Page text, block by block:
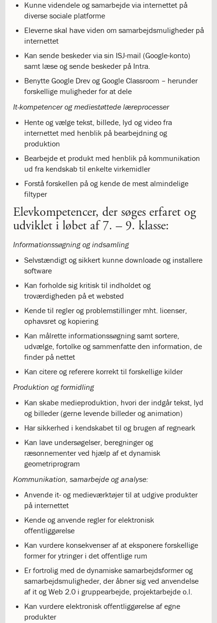
3.12:
Den
digitale
dannelsestrappe
3.13:
Ferieplan
3.14:
Undervisningsmiljø
på
3.15:
Legepatruljen
3.16:
ISJ
Musical
ISJ
4.0:
Det
religiøse
liv
4.1:
Det
religiøse
liv
4.3:
Kirken
4.4:
Gudstjenester
ISJ
Gudstjenester
4.6:
Frokostmesse
4.7:
Vores
præster
4.8:
Katolik
på
ISJ
i
9.
klasse
4.10:
Katolsk
leksikon
Internationalt
5.1:
International
Bilingual
Department
10.
klasse
5.3:
International
profil
ISJ
Musikskole
6.1:
Musikskolens
program
2026/2027
6.2:
Musikskolens
undervisere
til
musikskolen
6.4:
Generelle
informationer
&
Kunne videndele og samarbejde via internettet på
diverse sociale platforme
Eleverne skal have viden om samarbejdsmuligheder på
internettet
Kan sende beskeder via sin ISJ-mail (Google-konto)
samt læse og sende beskeder på Intra.
Benytte Google Drev og Google Classroom – herunder
forskellige muligheder for at dele
It-kompetencer og mediestøttede læreprocesser
Hente og vælge tekst, billede, lyd og video fra
internettet med henblik på bearbejdning og
produktion
Bearbejde et produkt med henblik på kommunikation
ud fra kendskab til enkelte virkemidler
Forstå forskellen på og kende de mest almindelige
filtyper
Elevkompetencer, der søges erfaret og
udviklet i løbet af 7. – 9. klasse:
Informationssøgning og indsamling
Selvstændigt og sikkert kunne downloade og installere
software
Kan forholde sig kritisk til indholdet og
troværdigheden på et websted
Kende til regler og problemstillinger mht. licenser,
ophavsret og kopiering
Kan målrette informationssøgning samt sortere,
udvælge, fortolke og sammenfatte den information, de
finder på nettet
Kan citere og referere korrekt til forskellige kilder
Produktion og formidling
Kan skabe medieproduktion, hvori der indgår tekst, lyd
og billeder (gerne levende billeder og animation)
Har sikkerhed i kendskabet til og brugen af regneark
Kan lave undersøgelser, beregninger og
ræsonnementer ved hjælp af et dynamisk
geometriprogram
Kommunikation, samarbejde og analyse:
Anvende it- og medieværktøjer til at udgive produkter
på internettet
Kende og anvende regler for elektronisk
offentliggørelse
Kan vurdere konsekvenser af at eksponere forskellige
former for ytringer i det offentlige rum
Er fortrolig med de dynamiske samarbejdsformer og
samarbejdsmuligheder, der åbner sig ved anvendelse
af it og Web 2.0 i gruppearbejde, projektarbejde o.l.
Kan vurdere elektronisk offentliggørelse af egne
produkter